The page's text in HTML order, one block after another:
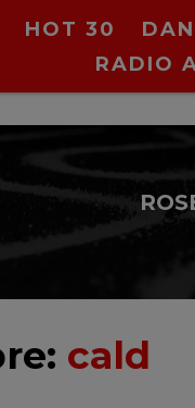
HOT 30
RADIO
cald